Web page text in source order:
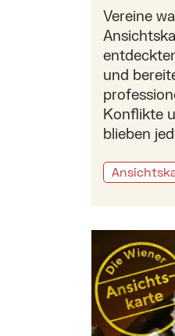
Vereine
und
Konflikte
blieben
Mehr zu: